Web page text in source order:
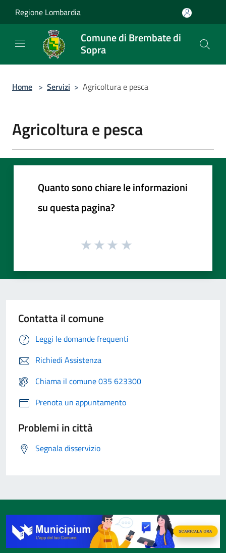
Regione Lombardia
Comune di Brembate di
Sopra
Home > Servizi > Agricoltura e pesca
Agricoltura e pesca
Quanto sono chiare le informazioni
su questa pagina?
Contatta il comune
Leggi le domande frequenti
Richiedi Assistenza
Chiama il comune 035 623300
Prenota un appuntamento
Problemi in città
Segnala disservizio